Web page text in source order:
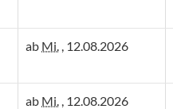
ab Mi. , 12.08.2026
ab Mi. , 12.08.2026